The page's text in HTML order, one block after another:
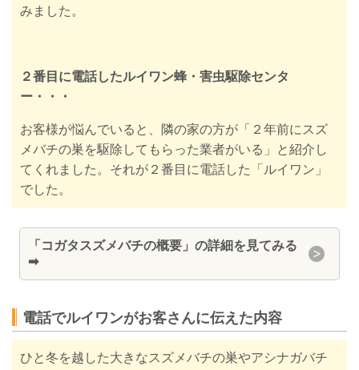
みました。
２番目に電話したルイワン蜂・害虫駆除センタ
ー・・・
お客様が悩んでいると、隣の家の方が「２年前にスズ
メバチの巣を駆除してもらった業者がいる」と紹介し
てくれました。それが ２番目に電話した
「ルイワン」
でした。
「 コガタスズメバチの概要」の詳細を見てみる
➡
電話でルイワンがお客さんに伝えた内容
ひと冬を越した大きなスズメバチの巣やアシナガバチ